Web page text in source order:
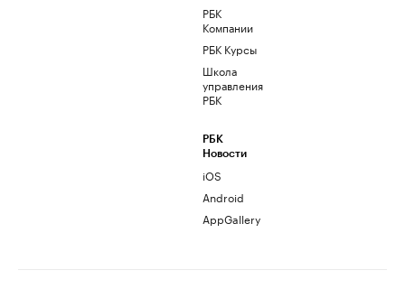
РБК
Компании
РБК Курсы
Школа
управления
РБК
РБК
Новости
iOS
Android
AppGallery